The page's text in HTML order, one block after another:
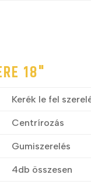
18"
Kerék le fel
Centrírozás
Gumiszerelés
4db összesen